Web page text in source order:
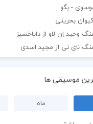
- بگو
بحرینی
وحید اِن لاو از دایاخسیز
نای نی از مجید اسدی
موسیقی ها
ماه